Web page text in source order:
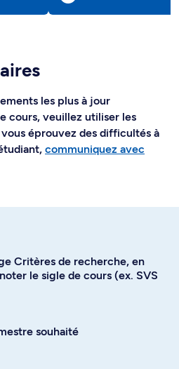
les plus à jour
cours, veuillez utiliser les
vous éprouvez des difficultés à
communiquez avec
Critères de recherche, en
le sigle de cours (ex. SVS
souhaité